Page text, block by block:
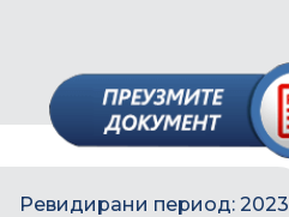
Ревидирани период: 2023